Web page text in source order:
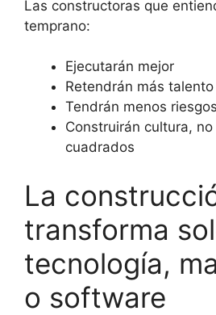
Las constructoras que
temprano:
Ejecutarán mejor
Retendrán más talento
Tendrán menos riesgos
Construirán cultura,
cuadrados
La
transforma
tecnología,
o software